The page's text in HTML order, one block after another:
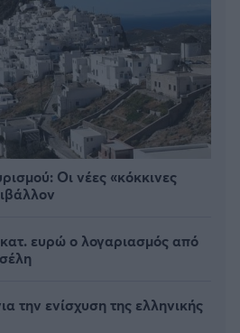
Οι νέες «κόκκινες
ευρώ ο λογαριασμός από
την ενίσχυση της ελληνικής